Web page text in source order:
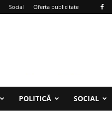
Social Oferta publicitate
POLITICĂ SOCIAL